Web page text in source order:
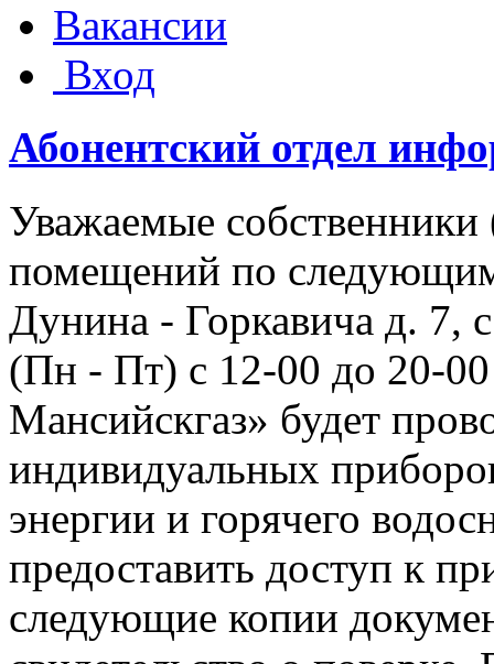
Вакансии
Вход
Абонентский отдел
Уважаемые
помещений по
Дунина - Горкавича д. 7,
(Пн - Пт) с 12-00 до 20-
Мансийскгаз» будет
индивидуальных
энергии и горячего
предоставить доступ к
следующие копии